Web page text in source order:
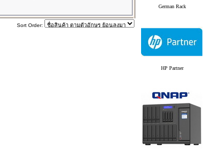
Sort Order:
German Rack
HP Partner